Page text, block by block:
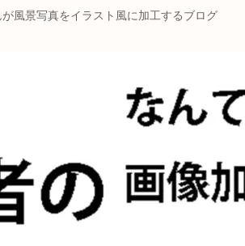
風景写真をイラスト風に加工するブログ